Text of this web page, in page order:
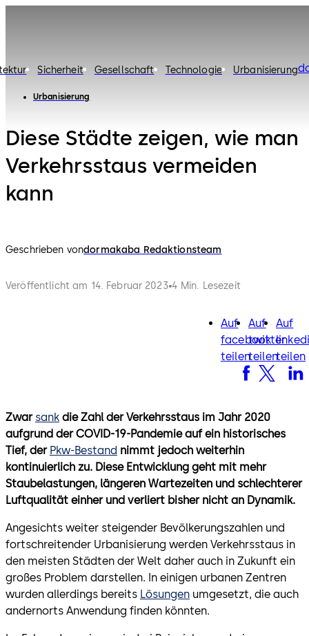
Sicherheit Gesellschaft Technologie Urbanisierung
Urbanisierung
Diese Städte zeigen, wie man
Verkehrsstaus vermeiden
kann
Geschrieben vondormakaba Redaktionsteam
Veröffentlicht am 14. Februar 2023 4 Min. Lesezeit
Auf
facebook
teilen
facebook
Auf
twitter
teilen
twitter
Auf
teilen
Zwar sank die Zahl der Verkehrsstaus im Jahr 2020
aufgrund der COVID-19-Pandemie auf ein historisches
Tief, der Pkw-Bestand nimmt jedoch weiterhin
kontinuierlich zu. Diese Entwicklung geht mit mehr
Staubelastungen, längeren Wartezeiten und schlechterer
Luftqualität einher und verliert bisher nicht an Dynamik.
Angesichts weiter steigender Bevölkerungszahlen und
fortschreitender Urbanisierung werden Verkehrsstaus in
den meisten Städten der Welt daher auch in Zukunft ein
großes Problem darstellen. In einigen urbanen Zentren
wurden allerdings bereits Lösungen umgesetzt, die auch
andernorts Anwendung finden könnten.